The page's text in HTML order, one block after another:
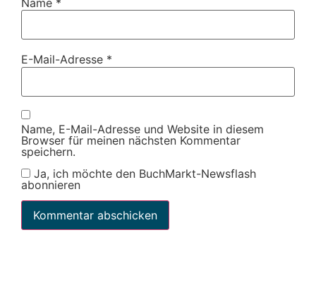
E-Mail-Adresse *
Name, E-Mail-Adresse und Website in diesem
Browser für meinen nächsten Kommentar
speichern.
Ja, ich möchte den BuchMarkt-Newsflash
abonnieren